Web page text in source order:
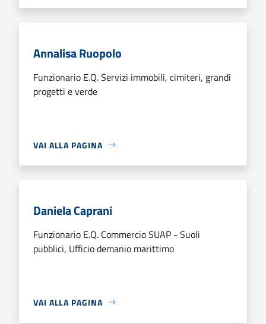
Annalisa Ruopolo
Funzionario E.Q. Servizi immobili, cimiteri, grandi
progetti e verde
VAI ALLA PAGINA
Daniela Caprani
Funzionario E.Q. Commercio SUAP - Suoli
pubblici, Ufficio demanio marittimo
VAI ALLA PAGINA